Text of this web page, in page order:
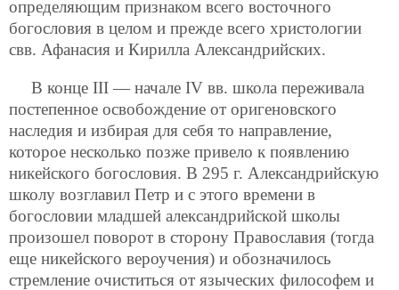
определяющим признаком всего восточного
богословия в целом и прежде всего христологии
свв. Афанасия и Кирилла Александрийских.
В конце III — начале IV вв. школа переживала
постепенное освобождение от оригеновского
наследия и избирая для себя то направление,
которое несколько позже привело к появлению
никейского богословия. В 295 г. Александрийскую
школу возглавил Петр и с этого времени в
богословии младшей александрийской школы
произошел поворот в сторону Православия (тогда
еще никейского вероучения) и обозначилось
стремление очиститься от языческих философем и